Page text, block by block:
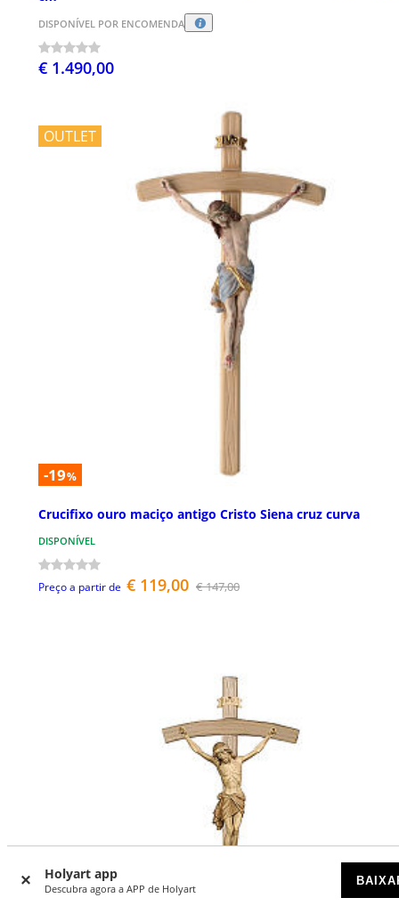
Holyart app
Descubra agora a APP de Holyart
DISPONÍVEL POR ENCOMENDA
€ 1.490,00
OUTLET
-19%
Crucifixo ouro maciço antigo Cristo Siena cruz curva
DISPONÍVEL
Preço a partir de € 119,00 € 147,00